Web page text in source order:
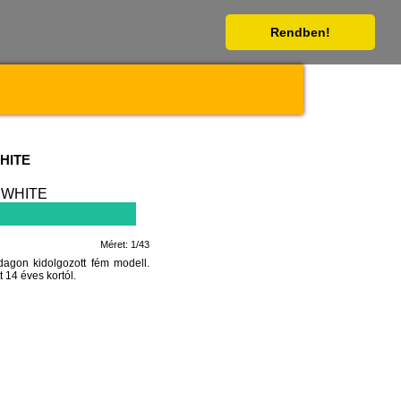
Rendben!
Méret: 1/43
kidolgozott fém modell.
14 éves kortól.